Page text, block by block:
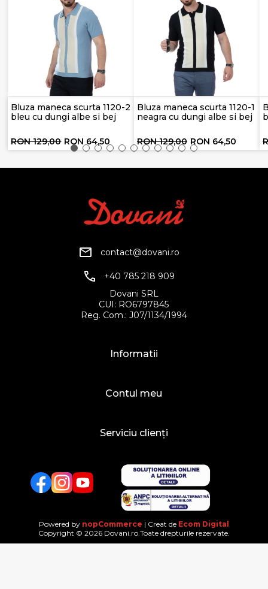
Bluza maneca scurta 1120-2
bleu cu dungi albe si bej
RON 129,00 RON 64,50
Bluza maneca scurta 1120-1
neagra cu dungi albe si bej
RON 129,00 RON 64,50
contact@dovani.ro
+40 785 218 909
Dovani SRL
CUI: RO6797845
Reg. Com.: J07/1134/1994
Informatii
Contul meu
Serviciu clienți
FacebookTwitterYouTube
Powered by nopCommerce | Creat de Ecom Digital
Copyright © 2026 Dovani.ro.Toate drepturile rezervate.